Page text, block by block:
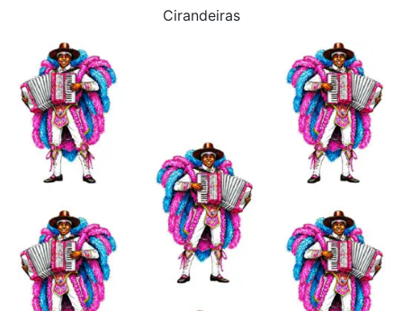
Cirandeiras